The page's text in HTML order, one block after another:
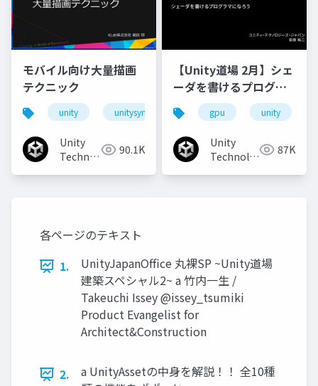
モバイル向け大量描画
テクニック
unity unitysync
Unity
Technologies90.1K
【Unity道場 2月】シェ
ーダを書けるプログラ
マになろう
gpu unity
Unity
Technologies 87K
各ページのテキスト
1.
UnityJapanOffice 丸裸SP ~Unity道場
建築スペシャル2~ a 竹内一生 /
Takeuchi Issey @issey_tsumiki
Product Evangelist for
Architect&Construction
2.
a UnityAssetの中身を解説！！ 全10種